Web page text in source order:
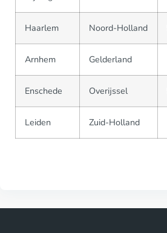
Haarlem Noord-Holland
Arnhem Gelderland
Enschede Overijssel
Leiden Zuid-Holland